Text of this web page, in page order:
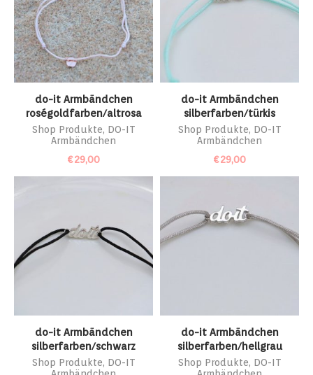
do-it Armbändchen
roségoldfarben/altrosa
Shop Produkte, DO-IT
Armbändchen
€29,00
do-it Armbändchen
silberfarben/türkis
Shop Produkte, DO-IT
Armbändchen
€29,00
do-it Armbändchen
silberfarben/schwarz
Shop Produkte, DO-IT
do-it Armbändchen
silberfarben/hellgrau
Shop Produkte, DO-IT